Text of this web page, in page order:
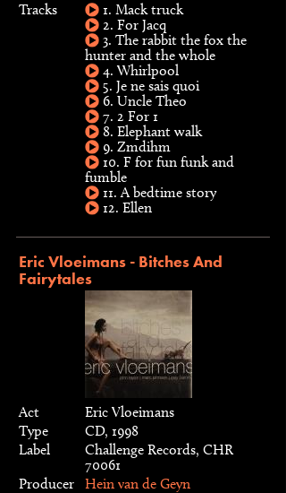
Tracks
1. Mack truck
2. For Jacq
3. The rabbit the fox the
hunter and the whole
4. Whirlpool
5. Je ne sais quoi
6. Uncle Theo
7. 2 For 1
8. Elephant walk
9. Zmdihm
10. F for fun funk and
fumble
11. A bedtime story
12. Ellen
Eric Vloeimans - Bitches And
Fairytales
Act
Eric Vloeimans
Type
CD, 1998
Label
Challenge Records, CHR
70061
Producer
Hein van de Geyn